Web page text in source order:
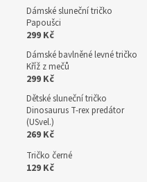
Dámské sluneční tričko
Papoušci
299 Kč
Dámské bavlněné levné tričko
Kříž z mečů
299 Kč
Dětské sluneční tričko
Dinosaurus T-rex predátor
(USvel.)
269 Kč
Tričko černé
129 Kč